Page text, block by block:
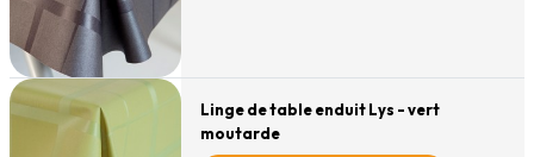
Linge de table enduit Lys - vert
moutarde